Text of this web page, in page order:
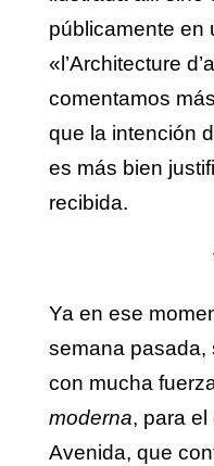
públicamente en
«l’Architecture
comentamos
que la intención
es más bien
recibida.
Ya en ese
semana pasada,
con mucha
moderna, para el
Avenida, que